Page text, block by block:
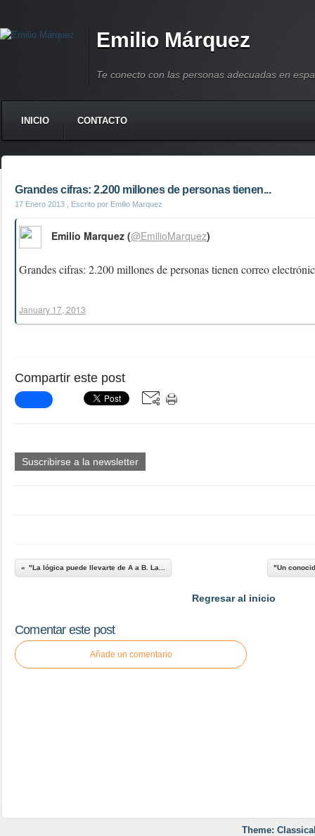
Emilio Márquez
Te conecto con las personas adecuadas en
INICIO CONTACTO
Grandes cifras: 2.200 millones de personas tienen...
17 Enero 2013 , Escrito por Emilio Marquez
Grandes cifras: 2.200 millones de personas tienen correo
Emilio Marquez (@EmilioMarquez)
January 17, 2013
Compartir este post
Suscribirse a la newsletter
"La lógica puede llevarte de A a B. La... "Un
Regresar al inicio
Comentar este post
Añade un comentario
Theme: